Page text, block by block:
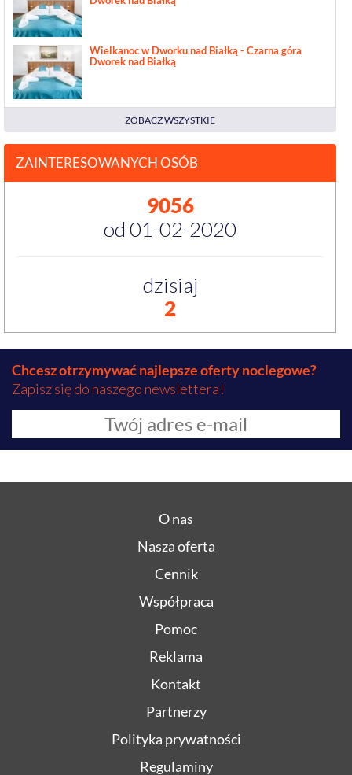
Wielkanoc w Dworku nad Białką - Czarna góra
Dworek nad Białką
ZOBACZ WSZYSTKIE
ZAINTERESOWANYCH OSÓB
9056
od 01-02-2020
dzisiaj
2
Chcesz otrzymywać najlepsze oferty noclegowe?
Zapisz się do naszego newslettera!
O nas
Nasza oferta
Cennik
Współpraca
Pomoc
Reklama
Kontakt
Partnerzy
Polityka prywatności
Regulaminy